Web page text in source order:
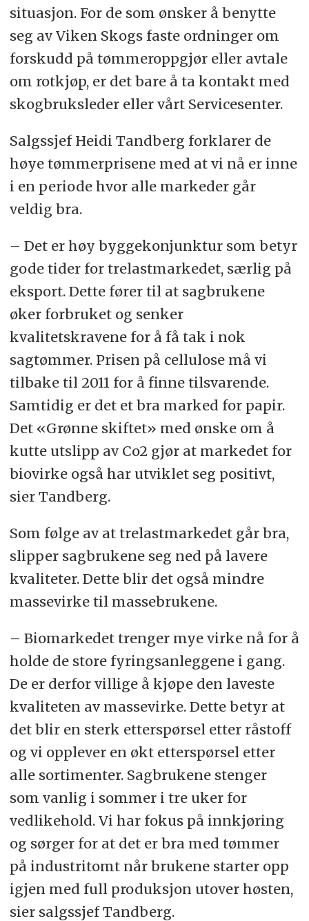
situasjon. For de som ønsker å benytte
seg av Viken Skogs faste ordninger om
forskudd på tømmeroppgjør eller avtale
om rotkjøp, er det bare å ta kontakt med
skogbruksleder eller vårt Servicesenter.
Salgssjef Heidi Tandberg forklarer de
høye tømmerprisene med at vi nå er inne
i en periode hvor alle markeder går
veldig bra.
– Det er høy byggekonjunktur som betyr
gode tider for trelastmarkedet, særlig på
eksport. Dette fører til at sagbrukene
øker forbruket og senker
kvalitetskravene for å få tak i nok
sagtømmer. Prisen på cellulose må vi
tilbake til 2011 for å finne tilsvarende.
Samtidig er det et bra marked for papir.
Det «Grønne skiftet» med ønske om å
kutte utslipp av Co2 gjør at markedet for
biovirke også har utviklet seg positivt,
sier Tandberg.
Som følge av at trelastmarkedet går bra,
slipper sagbrukene seg ned på lavere
kvaliteter. Dette blir det også mindre
massevirke til massebrukene.
– Biomarkedet trenger mye virke nå for å
holde de store fyringsanleggene i gang.
De er derfor villige å kjøpe den laveste
kvaliteten av massevirke. Dette betyr at
det blir en sterk etterspørsel etter råstoff
og vi opplever en økt etterspørsel etter
alle sortimenter. Sagbrukene stenger
som vanlig i sommer i tre uker for
vedlikehold. Vi har fokus på innkjøring
og sørger for at det er bra med tømmer
på industritomt når brukene starter opp
igjen med full produksjon utover høsten,
sier salgssjef Tandberg.